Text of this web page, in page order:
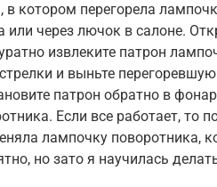
в котором перегорела
или через лючок в салоне.
извлеките патрон
и выньте
патрон обратно в
Если все работает, то
лампочку поворотника,
но зато я научилась